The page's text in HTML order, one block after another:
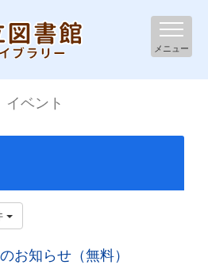
メニュー
イベント
お知らせ（無料）